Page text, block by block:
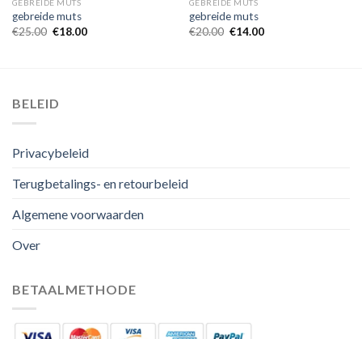
GEBREIDE MUTS
gebreide muts
€25.00 €18.00
GEBREIDE MUTS
gebreide muts
€20.00 €14.00
BELEID
Privacybeleid
Terugbetalings- en retourbeleid
Algemene voorwaarden
Over
BETAALMETHODE